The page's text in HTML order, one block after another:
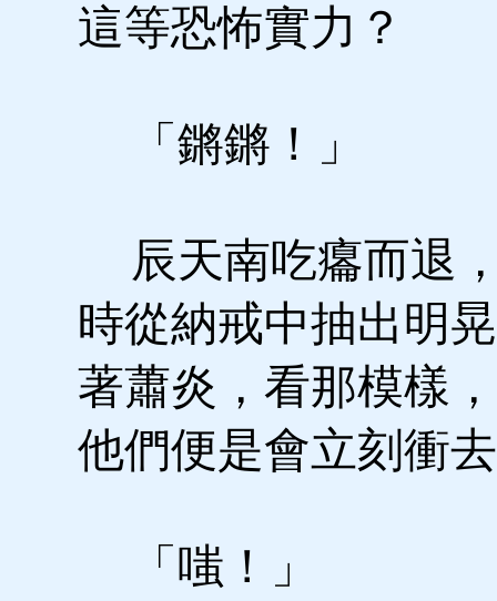
這等恐怖實力？
「鏘鏘！」
辰天南吃癟而退
時從納戒中抽出明
著蕭炎，看那模樣
他們便是會立刻衝
「嗤！」